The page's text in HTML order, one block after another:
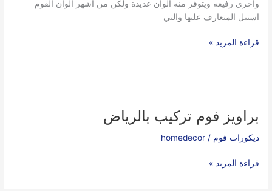
واخرى رفيعه ويتوفر منه الوان عديدة ولكن من اشهر الوان الفوم
استيل المتعارف عليها والتي
قراءة المزيد »
براويز فوم تركيب بالرياض
ديكورات فوم /
homedecor
بالرياض
قراءة المزيد »